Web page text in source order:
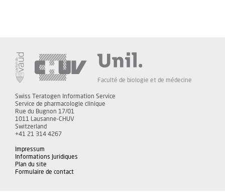
Faculté de biologie et de médecine
Swiss Teratogen Information Service
Service de pharmacologie clinique
Rue du Bugnon 17/01
1011 Lausanne-CHUV
Switzerland
+41 21 314 4267
Impressum
Informations Juridiques
Plan du site
Formulaire de contact